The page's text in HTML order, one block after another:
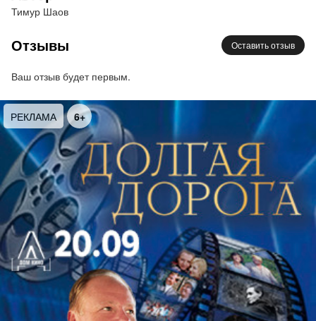
бардовском слете. Тимур лауреат таких разных
премий, как «Золотой Остап» и «Шансон года».
Премия юмористического «Клуба 12 стульев
Высоцкого.Тимур Шаов один из самых
востребованных авторов — у него всегда был
плотный график гастролей - всюду, где есть
зритель, ценящий хороший юмор и умные тексты.
Вместе с ним на сцену выйдут виртуозные
музыканты- Андрей Кудрявцев и Михаил Махович.
Продолжительность программы 2,5 часа с
антрактом.
Категория 16+
Тимур Шаов
Отзывы Оставить отзыв
Ваш отзыв будет первым.
РЕКЛАМА